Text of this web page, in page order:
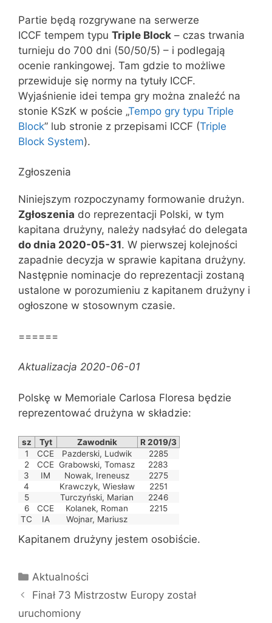
Partie będą rozgrywane na serwerze
ICCF tempem typu Triple Block – czas trwania
turnieju do 700 dni (50/50/5) – i podlegają
ocenie rankingowej. Tam gdzie to możliwe
przewiduje się normy na tytuły ICCF.
Wyjaśnienie idei tempa gry można znaleźć na
stonie KSzK w poście „Tempo gry typu Triple
Block” lub stronie z przepisami ICCF (Triple
Block System).
Zgłoszenia
Niniejszym rozpoczynamy formowanie drużyn.
Zgłoszenia do reprezentacji Polski, w tym
kapitana drużyny, należy nadsyłać do delegata
do dnia 2020-05-31. W pierwszej kolejności
zapadnie decyzja w sprawie kapitana drużyny.
Następnie nominacje do reprezentacji zostaną
ustalone w porozumieniu z kapitanem drużyny i
ogłoszone w stosownym czasie.
======
Aktualizacja 2020-06-01
Polskę w Memoriale Carlosa Floresa będzie
reprezentować drużyna w składzie:
sz Tyt Zawodnik
R 2019/3
1
CCE Pazderski, Ludwik
2285
2
CCE Grabowski, Tomasz
2283
3
IM Nowak, Ireneusz
2275
4
Krawczyk, Wiesław
2251
5
Turczyński, Marian
2246
6
CCE Kolanek, Roman
2215
TC
IA Wojnar, Mariusz
Kapitanem drużyny jestem osobiście.
Kategorie
Aktualności
Finał 73 Mistrzostw Europy został
uruchomiony